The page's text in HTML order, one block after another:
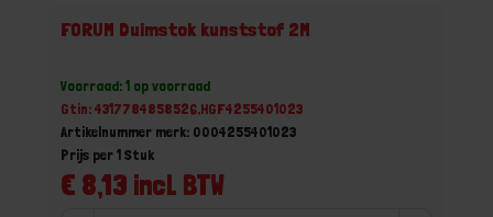
FORUM Duimstok kunststof 2M
Voorraad: 1 op voorraad
Gtin: 4317784858526,HGF4255401023
Artikelnummer merk: 0004255401023
€ 8,13 incl. BTW
Prijs per 1 Stuk